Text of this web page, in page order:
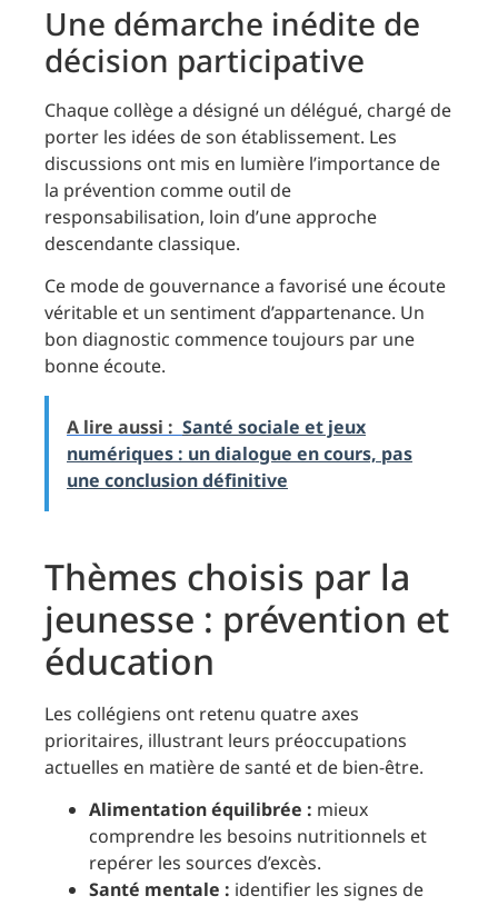
Une démarche inédite de
décision participative
Chaque collège a désigné un délégué, chargé de
porter les idées de son établissement. Les
discussions ont mis en lumière l’importance de
la prévention comme outil de
responsabilisation, loin d’une approche
descendante classique.
Ce mode de gouvernance a favorisé une écoute
véritable et un sentiment d’appartenance. Un
bon diagnostic commence toujours par une
bonne écoute.
A lire aussi : Santé sociale et jeux
numériques : un dialogue en cours, pas
une conclusion définitive
Thèmes choisis par la
jeunesse : prévention et
éducation
Les collégiens ont retenu quatre axes
prioritaires, illustrant leurs préoccupations
actuelles en matière de santé et de bien-être.
Alimentation équilibrée : mieux
comprendre les besoins nutritionnels et
repérer les sources d’excès.
Santé mentale : identifier les signes de